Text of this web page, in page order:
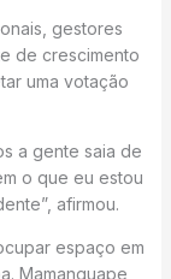
gestores
de crescimento
uma votação
a gente saia de
o que eu estou
afirmou.
espaço em
Mamanguape